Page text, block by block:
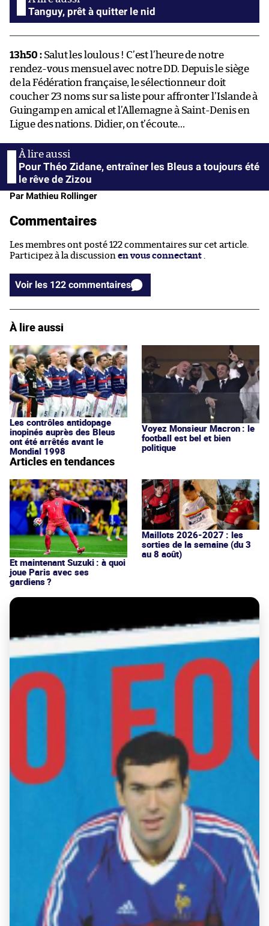
Tanguy, prêt à quitter le nid
13h50 :Salut les loulous ! C’est l’heure de notre
rendez-vous mensuel avec notre DD. Depuis le siège
de la Fédération française, le sélectionneur doit
coucher 23 noms sur sa liste pour affronter l’Islande à
Guingamp en amical et l’Allemagne à Saint-Denis en
Ligue des nations. Didier, on t’écoute…
Pour Théo Zidane, entraîner les Bleus a toujours été
le rêve de Zizou
Par Mathieu Rollinger
Commentaires
Les membres ont posté 122 commentaires sur cet article.
Participez à la discussion en vous connectant
Voir les 122 commentaires
À lire aussi
Les contrôles antidopage
inopinés auprès des Bleus
ont été arrêtés avant le
Mondial 1998
Voyez Monsieur Macron : le
football est bel et bien
politique
Articles en tendances
Et maintenant Suzuki : à quoi
joue Paris avec ses
gardiens ?
Maillots 2026-2027 : les
sorties de la semaine (du 3
au 8 août)